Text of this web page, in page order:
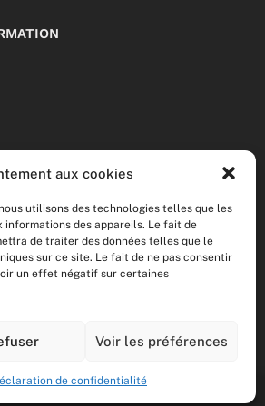
aux cookies
utilisons des technologies telles que les
des appareils. Le fait de
de traiter des données telles que le
sur ce site. Le fait de ne pas consentir
un effet négatif sur certaines
Voir les préférences
de confidentialité
t
b
e